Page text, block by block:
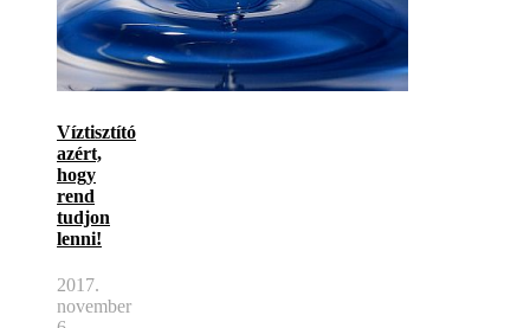
Víztisztító
azért,
hogy
rend
tudjon
lenni!
2017.
november